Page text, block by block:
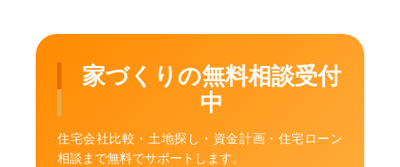
家づくりの無料相談受付
中
住宅会社比較・土地探し・資金計画・住宅ローン
相談まで無料でサポートします。